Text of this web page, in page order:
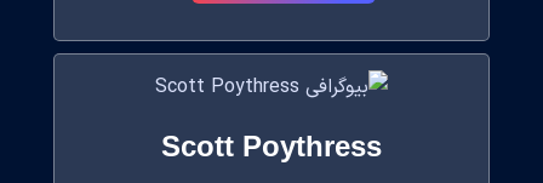
Scott Poythress